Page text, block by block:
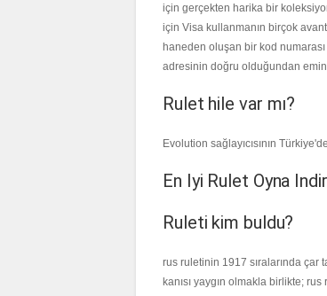
için gerçekten harika bir
için Visa kullanmanın birçok
haneden oluşan bir kod
adresinin doğru olduğundan emin
Rulet hile var mı?
Evolution sağlayıcısının
En Iyi Rulet Oyna Indir
Ruleti kim buldu?
rus ruletinin 1917 sıralarında çar
kanısı yaygın olmakla birlikte;